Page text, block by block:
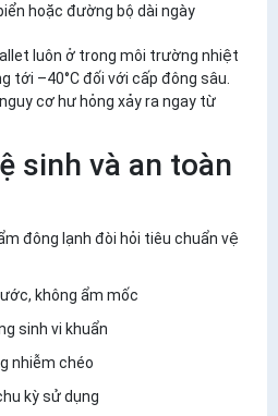
hoặc đường bộ dài ngày
luôn ở trong môi trường nhiệt
tới –40°C đối với cấp đông sâu.
cơ hư hỏng xảy ra ngay từ
sinh và an toàn
đông lạnh đòi hỏi tiêu chuẩn vệ
không ẩm mốc
sinh vi khuẩn
nhiễm chéo
kỳ sử dụng